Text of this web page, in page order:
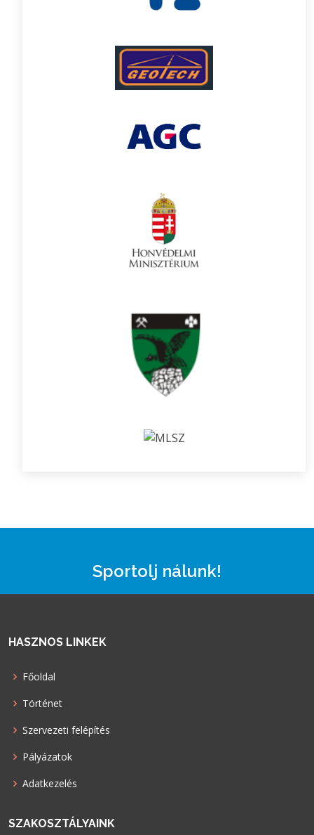
Sportolj nálunk!
HASZNOS LINKEK
Főoldal
Történet
Szervezeti felépítés
Pályázatok
Adatkezelés
SZAKOSZTÁLYAINK